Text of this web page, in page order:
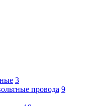
3
провода 9